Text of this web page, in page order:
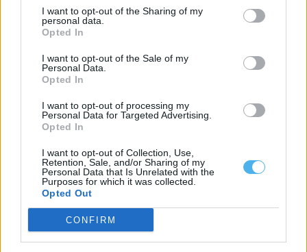
I want to opt-out of the Sharing of my
personal data.
Opted In
I want to opt-out of the Sale of my
Personal Data.
Opted In
I want to opt-out of processing my
Personal Data for Targeted Advertising.
Opted In
I want to opt-out of Collection, Use,
Retention, Sale, and/or Sharing of my
Personal Data that Is Unrelated with the
Purposes for which it was collected.
Opted Out
CONFIRM
Três pessoas morreram em zonas balneares do Alentejo desde
maio
de maio e 31...
4 Agosto, 2026 - 09:57